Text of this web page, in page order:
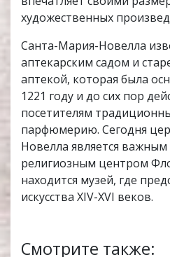
художественных
Санта-Мария-Новелла
аптекарским садом и
аптекой, которая была
1221 году и до сих пор
посетителям
парфюмерию. Сегодня
Новелла является
религиозным центром
находится музей, где
искусства XIV-XVI веков.
Смотрите также: